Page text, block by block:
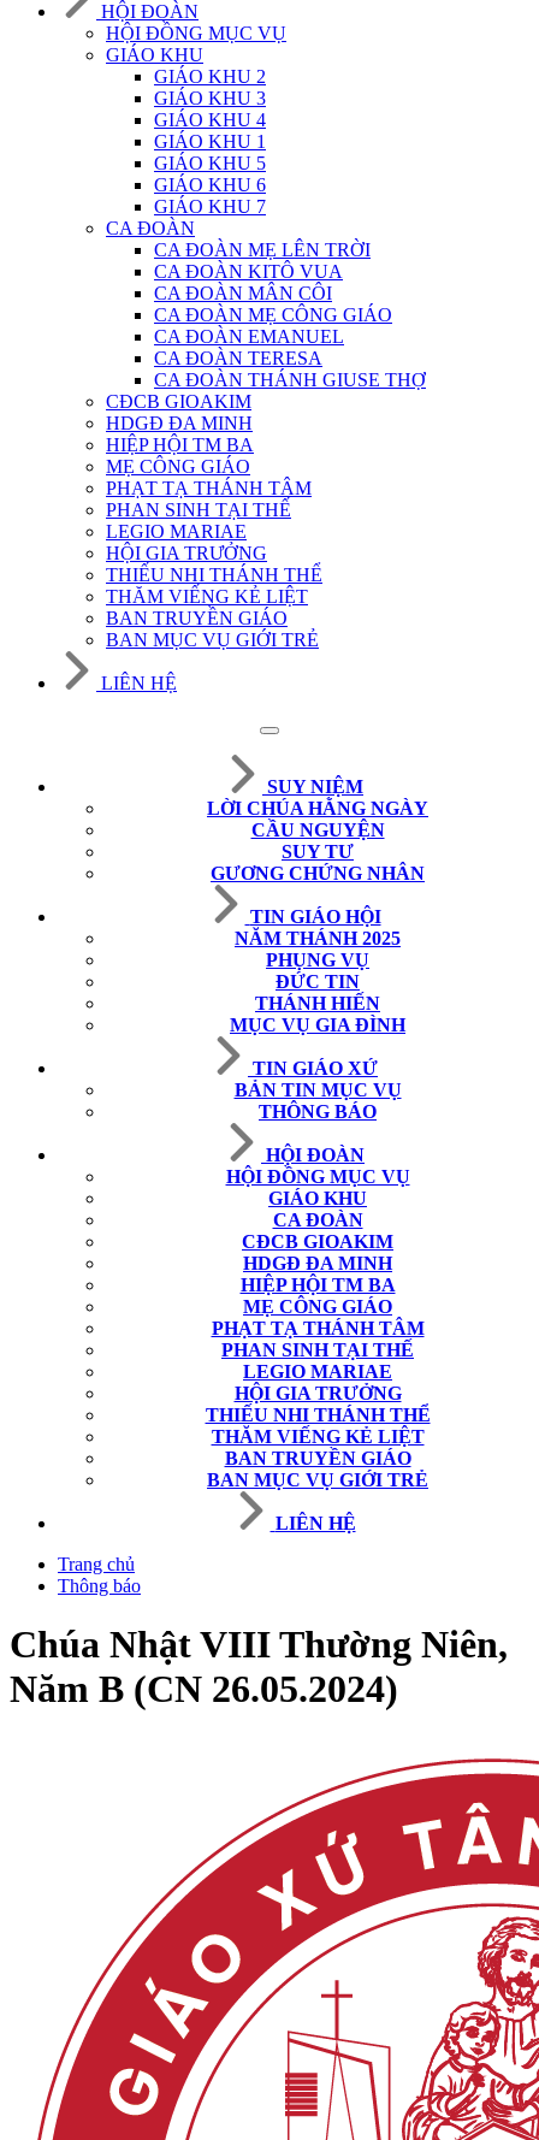
HỘI ĐOÀN
HỘI ĐỒNG MỤC VỤ
GIÁO KHU
GIÁO KHU 2
GIÁO KHU 3
GIÁO KHU 4
GIÁO KHU 1
GIÁO KHU 5
GIÁO KHU 6
GIÁO KHU 7
CA ĐOÀN
CA ĐOÀN MẸ LÊN TRỜI
CA ĐOÀN KITÔ VUA
CA ĐOÀN MÂN CÔI
CA ĐOÀN MẸ CÔNG GIÁO
CA ĐOÀN EMANUEL
CA ĐOÀN TERESA
CA ĐOÀN THÁNH GIUSE THỢ
CĐCB GIOAKIM
HDGĐ ĐA MINH
HIỆP HỘI TM BA
MẸ CÔNG GIÁO
PHẠT TẠ THÁNH TÂM
PHAN SINH TẠI THẾ
LEGIO MARIAE
HỘI GIA TRƯỞNG
THIẾU NHI THÁNH THỂ
THĂM VIẾNG KẺ LIỆT
BAN TRUYỀN GIÁO
BAN MỤC VỤ GIỚI TRẺ
LIÊN HỆ
SUY NIỆM
LỜI CHÚA HẰNG NGÀY
CẦU NGUYỆN
SUY TƯ
GƯƠNG CHỨNG NHÂN
TIN GIÁO HỘI
NĂM THÁNH 2025
PHỤNG VỤ
ĐỨC TIN
THÁNH HIẾN
MỤC VỤ GIA ĐÌNH
TIN GIÁO XỨ
BẢN TIN MỤC VỤ
THÔNG BÁO
HỘI ĐOÀN
HỘI ĐỒNG MỤC VỤ
GIÁO KHU
CA ĐOÀN
CĐCB GIOAKIM
HDGĐ ĐA MINH
HIỆP HỘI TM BA
MẸ CÔNG GIÁO
PHẠT TẠ THÁNH TÂM
PHAN SINH TẠI THẾ
LEGIO MARIAE
HỘI GIA TRƯỞNG
THIẾU NHI THÁNH THỂ
THĂM VIẾNG KẺ LIỆT
BAN TRUYỀN GIÁO
BAN MỤC VỤ GIỚI TRẺ
LIÊN HỆ
Trang chủ
Thông báo
Chúa Nhật VIII Thường Niên,
Năm B (CN 26.05.2024)